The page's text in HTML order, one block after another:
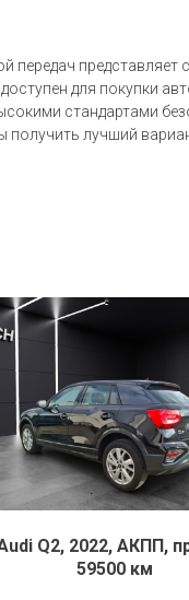
для покупки
стандартами
получить лучший
Q2, 2022, АКПП,
59500 км